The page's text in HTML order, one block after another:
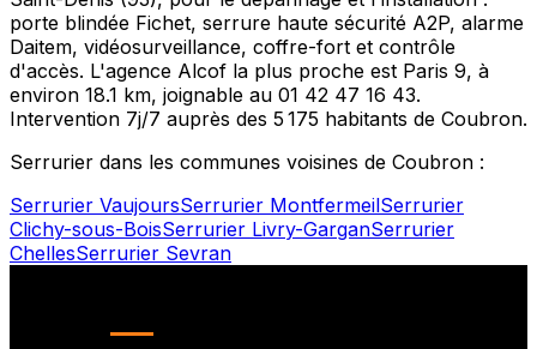
porte blindée Fichet, serrure haute sécurité A2P, alarme
Daitem, vidéosurveillance, coffre-fort et contrôle
d'accès. L'agence Alcof la plus proche est Paris 9, à
environ 18.1 km, joignable au 01 42 47 16 43.
Intervention 7j/7 auprès des 5 175 habitants de Coubron.
Serrurier dans les communes voisines de Coubron :
Serrurier VaujoursSerrurier MontfermeilSerrurier
Clichy-sous-BoisSerrurier Livry-GarganSerrurier
ChellesSerrurier Sevran